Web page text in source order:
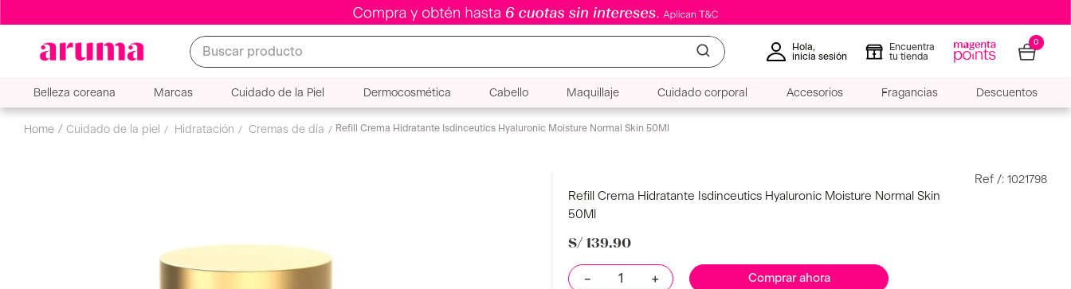
Buscar producto
Hola,
inicia sesión
Encuentra
tu tienda
0
Belleza coreana Marcas Cuidado de la Piel Dermocosmética Cabello Maquillaje Cuidado corporal Accesorios Fragancias Descuentos
cuidado de la piel hidratación cremas de día Refill Crema Hidratante Isdinceutics Hyaluronic Moisture Normal Skin 50Ml
: 1021798
Refill Crema Hidratante Isdinceutics Hyaluronic Moisture Normal Skin
50Ml
S/ 139.90
＋
－ Comprar ahora